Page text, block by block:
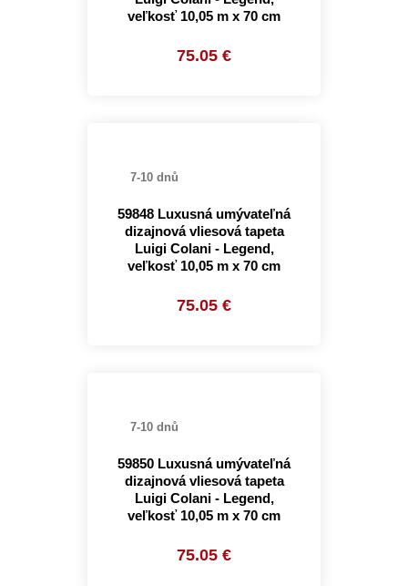
veľkosť 10,05 m x 70 cm
75.05 €
7-10 dnů
59848 Luxusná umývateľná
dizajnová vliesová tapeta
Luigi Colani - Legend,
veľkosť 10,05 m x 70 cm
75.05 €
7-10 dnů
59850 Luxusná umývateľná
dizajnová vliesová tapeta
Luigi Colani - Legend,
veľkosť 10,05 m x 70 cm
75.05 €